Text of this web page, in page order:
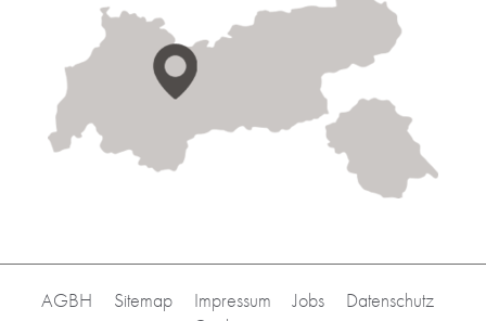
AGBH Sitemap Impressum Jobs
Datenschutz